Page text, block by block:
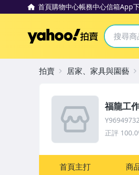
首頁購物中心帳務中心信箱App
Yahoo拍賣
福龍工
正評
首頁主打 商
拍賣 居家、家具與園藝